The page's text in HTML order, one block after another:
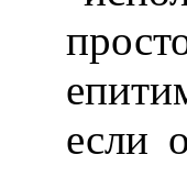
если